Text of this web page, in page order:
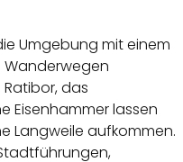
Umgebung mit einem
das
Eisenhammer lassen
Langweile aufkommen.